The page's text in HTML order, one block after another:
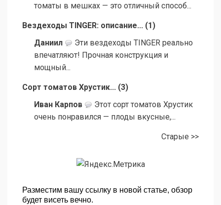
томаты в мешках — это отличный способ...
Вездеходы TINGER: описание... (1)
Даниил
Эти вездеходы TINGER реально
впечатляют! Прочная конструкция и
мощный...
Сорт томатов Хрустик... (3)
Иван Карпов
Этот сорт томатов Хрустик
очень понравился — плоды вкусные,...
Старые >>
Разместим вашу ссылку в новой статье, обзор
будет висеть вечно.